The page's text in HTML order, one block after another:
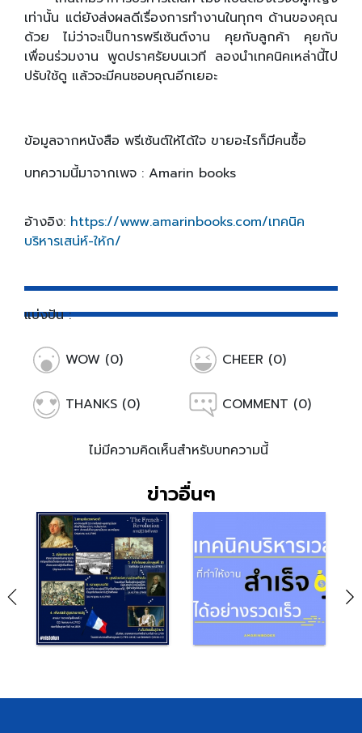
เท่านั้น แต่ยังส่งผลดีเรื่องการทำงานในทุกๆ ด้านของคุณ
ด้วย ไม่ว่าจะเป็นการพรีเซ้นต์งาน คุยกับลูกค้า คุยกับ
เพื่อนร่วมงาน พูดปราศรัยบนเวที ลองนำเทคนิคเหล่านี้ไป
ปรับใช้ดู แล้วจะมีคนชอบคุณอีกเยอะ
ข้อมูลจากหนังสือ พรีเซ้นต์ให้ได้ใจ ขายอะไรก็มีคนซื้อ
บทความนี้มาจากเพจ : Amarin books
อ้างอิง: https://www.amarinbooks.com/เทคนิค
บริหารเสน่ห์-ให้ก/
แบ่งปัน :
WOW (0) CHEER (0)
THANKS (0) COMMENT (0)
ไม่มีความคิดเห็นสำหรับบทความนี้
ข่าวอื่นๆ